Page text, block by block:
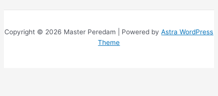
Copyright © 2026 Master Peredam | Powered byAstra WordPress
Theme